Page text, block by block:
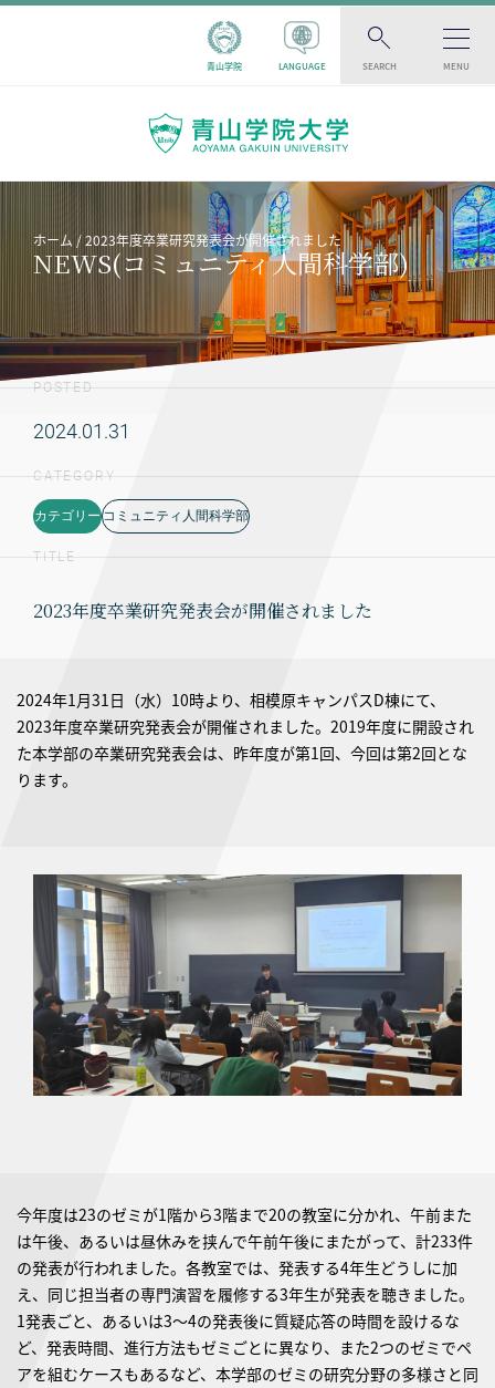
青山学院 LANGUAGE SEARCH MENU
ホーム 2023年度卒業研究発表会が開催されました
NEWS(コミュニティ人間科学部)
POSTED
2024.01.31
CATEGORY
カテゴリー コミュニティ人間科学部
TITLE
2023年度卒業研究発表会が開催されました
2024年1月31日（水）10時より、相模原キャンパスD棟にて、
2023年度卒業研究発表会が開催されました。2019年度に開設され
た本学部の卒業研究発表会は、昨年度が第1回、今回は第2回とな
ります。
今年度は23のゼミが1階から3階まで20の教室に分かれ、午前また
は午後、あるいは昼休みを挟んで午前午後にまたがって、計233件
の発表が行われました。各教室では、発表する4年生どうしに加
え、同じ担当者の専門演習を履修する3年生が発表を聴きました。
1発表ごと、あるいは3〜4の発表後に質疑応答の時間を設けるな
ど、発表時間、進行方法もゼミごとに異なり、また2つのゼミでペ
アを組むケースもあるなど、本学部のゼミの研究分野の多様さと同